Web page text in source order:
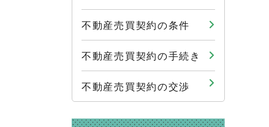
不動産売買契約の条件
不動産売買契約の手続き
不動産売買契約の交渉